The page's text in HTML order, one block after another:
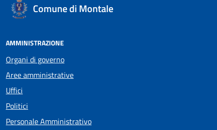
Comune di Montale
AMMINISTRAZIONE
Organi di governo
Aree amministrative
Uffici
Politici
Personale Amministrativo